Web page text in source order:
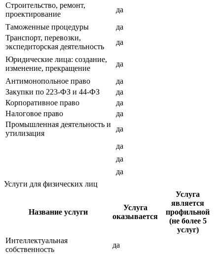
Строительство, ремонт,
проектирование
да
Таможенные процедуры
да
Транспорт, перевозки,
экспедиторская деятельность
да
Юридические лица: создание,
изменение, прекращение
да
Антимонопольное право
да
Закупки по 223-ФЗ и 44-ФЗ
да
Корпоративное право
да
Налоговое право
да
Промышленная деятельность и
утилизация
да
да
да
да
Услуги для физических лиц
Название услуги
Услуга
оказывается
Услуга
является
профильной
(не более 5
услуг)
Интеллектуальная
собственность
да